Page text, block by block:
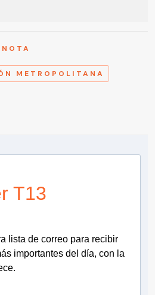
METROPOLITANA
T13
lista de correo para recibir
importantes del día, con la